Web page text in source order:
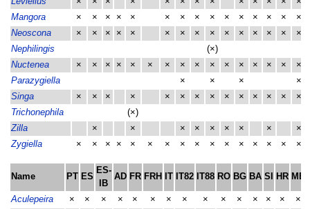
Mangora
× × × × × × × × × × × × × ×
×
Neoscona
× × × × × × × × × × × × × ×
×
Nephilingis
(×)
Nuctenea
× × × × × × × × × × × × × × ×
×
Parazygiella
× × ×
×
Singa
× × × × × × × × × × × × ×
×
Trichonephila
(×)
Zilla
× × × × × × × ×
×
Zygiella
× × × × × × × × × × × × × × × ×
Name PT ES
ES-
IB
AD FR FRH IT IT82 IT88 RO BG BA SI HR ME
Aculepeira × × × × × × × × × × × × × ×
×